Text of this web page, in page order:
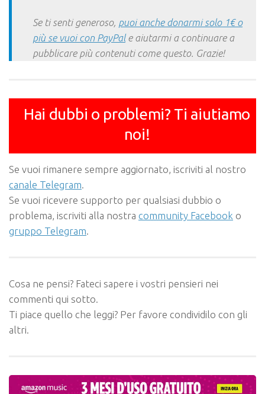
Se ti senti generoso, puoi anche donarmi solo 1€ o
più se vuoi con PayPale aiutarmi a continuare a
pubblicare più contenuti come questo. Grazie!
Hai dubbi o problemi? Ti aiutiamo
noi!
Se vuoi rimanere sempre aggiornato, iscriviti al nostro
canale Telegram.
Se vuoi ricevere supporto per qualsiasi dubbio o
problema, iscriviti alla nostra community Facebook o
gruppo Telegram.
Cosa ne pensi? Fateci sapere i vostri pensieri nei
commenti qui sotto.
Ti piace quello che leggi? Per favore condividilo con gli
altri.